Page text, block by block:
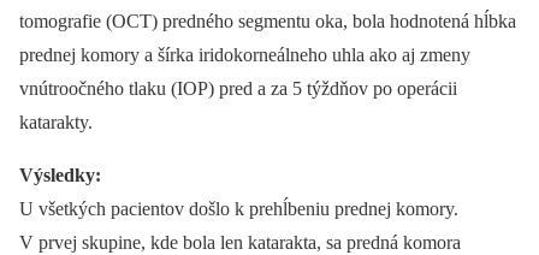
tomografie (OCT) predného segmentu oka, bola hodnotená hĺbka
prednej komory a šírka iridokorneálneho uhla ako aj zmeny
vnútroočného tlaku (IOP) pred a za 5 týždňov po operácii
katarakty.
Výsledky:
U všetkých pacientov došlo k prehĺbeniu prednej komory.
V prvej skupine, kde bola len katarakta, sa predná komora